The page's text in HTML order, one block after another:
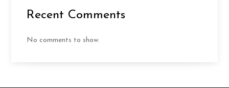
Recent Comments
No comments to show.